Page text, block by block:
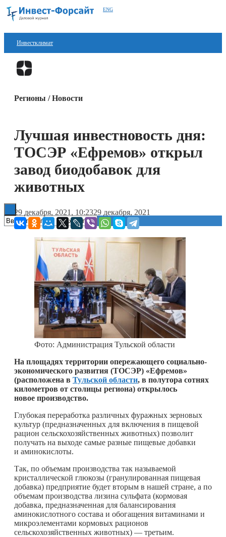
ENG
Инвестклимат
Финансы
Технологии
Книги
Регионы / Новости
Лучшая инвестновость дня:
ТОСЭР «Ефремов» открыл
завод биодобавок для
животных
29 декабря, 2021, 10:2329 декабря, 2021
Фото: Администрация Тульской области
На площадях территории опережающего социально-
экономического развития (ТОСЭР) «Ефремов»
(расположена в Тульской области, в полутора сотнях
километров от столицы региона) открылось
новое производство.
Глубокая переработка различных фуражных зерновых
культур (предназначенных для включения в пищевой
рацион сельскохозяйственных животных) позволит
получать на выходе самые разные пищевые добавки
и аминокислоты.
Так, по объемам производства так называемой
кристаллической глюкозы (гранулированная пищевая
добавка) предприятие будет вторым в нашей стране, а по
объемам производства лизина сульфата (кормовая
добавка, предназначенная для балансирования
аминокислотного состава и обогащения витаминами и
микроэлементами кормовых рационов
сельскохозяйственных животных) — третьим.